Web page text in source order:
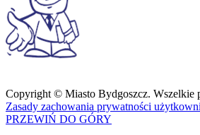
Copyright © Miasto Bydgoszcz. Wszelkie
Zasady zachowania prywatności
PRZEWIŃ DO GÓRY